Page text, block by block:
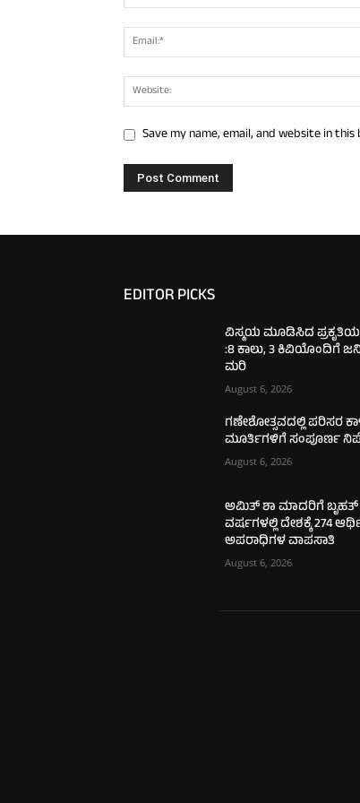
Save my name, email, and website in
EDITOR PICKS
ವಿಸ್ಮಯ ಮೂಡಿಸಿದ ಪ್ರಕೃತಿಯ
:8 ಕಾಲು, 3 ಕಿವಿಯೊಂದಿಗೆ
ಮರಿ
August 6, 2026
ಗಣೇಶೋತ್ಸವದಲ್ಲಿ ಪರಿಸರ
ಮೂರ್ತಿಗಳಿಗೆ ಸಂಪೂರ್ಣ
August 6, 2026
ಅಮಿತ್ ಶಾ ಮಾದರಿಗೆ ಬೃಹತ್
ವರ್ಷಗಳಲ್ಲಿ ದೇಶಕ್ಕೆ 274
ಅಪರಾಧಿಗಳ ವಾಪಸಾತಿ
August 6, 2026